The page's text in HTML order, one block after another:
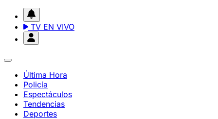
TV EN VIVO
Última Hora
Policía
Espectáculos
Tendencias
Deportes